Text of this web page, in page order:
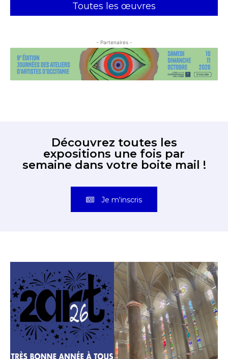
Toutes les œuvres
- Partenaires -
Découvrez toutes les
expositions une fois par
semaine dans votre boite mail !
Je m'inscris